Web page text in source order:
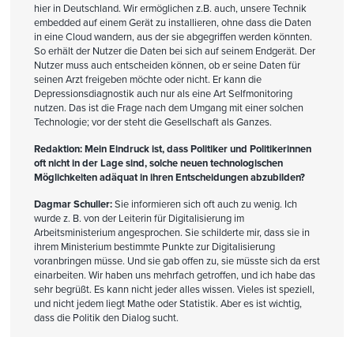
hier in Deutschland. Wir ermöglichen z.B. auch, unsere Technik
embedded auf einem Gerät zu installieren, ohne dass die Daten
in eine Cloud wandern, aus der sie abgegriffen werden könnten.
So erhält der Nutzer die Daten bei sich auf seinem Endgerät. Der
Nutzer muss auch entscheiden können, ob er seine Daten für
seinen Arzt freigeben möchte oder nicht. Er kann die
Depressionsdiagnostik auch nur als eine Art Selfmonitoring
nutzen. Das ist die Frage nach dem Umgang mit einer solchen
Technologie; vor der steht die Gesellschaft als Ganzes.
Redaktion: Mein Eindruck ist, dass Politiker und Politikerinnen
oft nicht in der Lage sind, solche neuen technologischen
Möglichkeiten adäquat in ihren Entscheidungen abzubilden?
Dagmar Schuller:Sie informieren sich oft auch zu wenig. Ich
wurde z. B. von der Leiterin für Digitalisierung im
Arbeitsministerium angesprochen. Sie schilderte mir, dass sie in
ihrem Ministerium bestimmte Punkte zur Digitalisierung
voranbringen müsse. Und sie gab offen zu, sie müsste sich da erst
einarbeiten. Wir haben uns mehrfach getroffen, und ich habe das
sehr begrüßt. Es kann nicht jeder alles wissen. Vieles ist speziell,
und nicht jedem liegt Mathe oder Statistik. Aber es ist wichtig,
dass die Politik den Dialog sucht.